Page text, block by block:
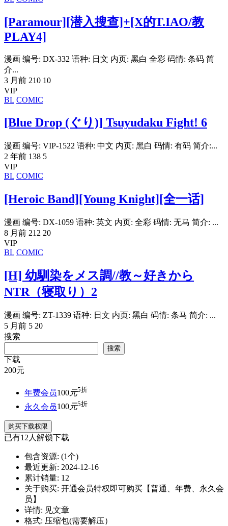
[Paramour][潜入搜查]+[X的T.IAO/教
PLAY4]
漫画 编号: DX-332 语种: 日文 内页: 黑白 全彩 码情: 条码 简
介...
3 月前 210 10
VIP
BL COMIC
[Blue Drop (ぐり)] Tsuyudaku Fight! 6
漫画 编号: VIP-1522 语种: 中文 内页: 黑白 码情: 有码 简介:...
2 年前 138 5
VIP
BL COMIC
[Heroic Band][Young Knight][全一话]
漫画 编号: DX-1059 语种: 英文 内页: 全彩 码情: 无马 简介: ...
8 月前 212 20
VIP
BL COMIC
[H] 幼馴染をメス調//教～好きから
NTR（寝取り）2
漫画 编号: ZT-1339 语种: 日文 内页: 黑白 码情: 条马 简介: ...
5 月前 5 20
搜索
搜索
下载
200元
年费会员100元5折
永久会员100元5折
购买下载权限
已有12人解锁下载
包含资源: (1个)
最近更新: 2024-12-16
累计销量: 12
关于购买: 开通会员特权即可购买【普通、年费、永久会
员】
详情: 见文章
格式: 压缩包(需要解压）